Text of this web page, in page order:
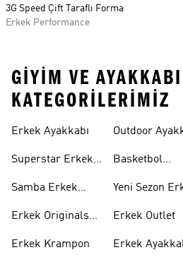
3G Speed Çift Taraflı Forma
Erkek Performance
GIYIM VE AYAKKABI
KATEGORILERIMIZ
Erkek Ayakkabı
Superstar Erkek
Samba Erkek
Erkek Originals
Erkek Krampon
Outdoor
Basketbol
Yeni Sezon
Erkek Outlet
Erkek